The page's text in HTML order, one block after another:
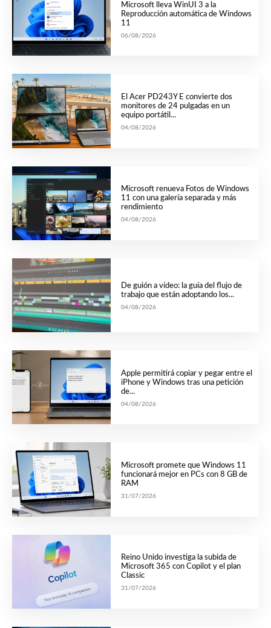
Microsoft lleva WinUI 3 a la
Reproducción automática de Windows
11
06/08/2026
El Acer PD243Y E convierte dos
monitores de 24 pulgadas en un
equipo portátil...
04/08/2026
Microsoft renueva Fotos de Windows
11 con una galería separada y más
rendimiento
04/08/2026
De guión a vídeo: la guía del flujo de
trabajo que están adoptando los...
04/08/2026
Apple permitirá copiar y pegar entre el
iPhone y Windows tras una petición
de...
04/08/2026
Microsoft promete que Windows 11
funcionará mejor en PCs con 8 GB de
RAM
31/07/2026
Reino Unido investiga la subida de
Microsoft 365 con Copilot y el plan
Classic
31/07/2026